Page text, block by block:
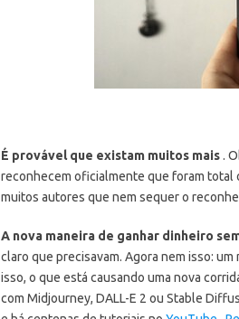
É provável que existam muitos mais.
reconhecem oficialmente que foram total
muitos autores que nem sequer o
A nova maneira de ganhar dinheiro
claro que precisavam. Agora nem isso:
isso, o que está causando uma nova
com Midjourney, DALL-E 2 ou Stable